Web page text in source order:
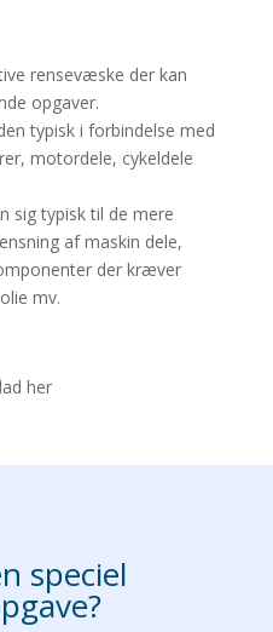
rensevæske der kan
opgaver.
typisk i forbindelse med
motordele, cykeldele
sig typisk til de mere
af maskin dele,
der kræver
mv.
her
speciel